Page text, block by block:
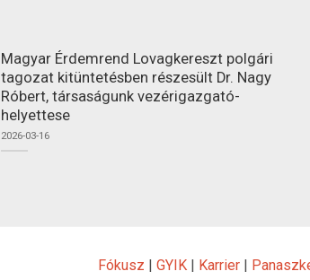
Magyar Érdemrend Lovagkereszt polgári
tagozat kitüntetésben részesült Dr. Nagy
Róbert, társaságunk vezérigazgató-
helyettese
2026-03-16
Fókusz | GYIK| Karrier|